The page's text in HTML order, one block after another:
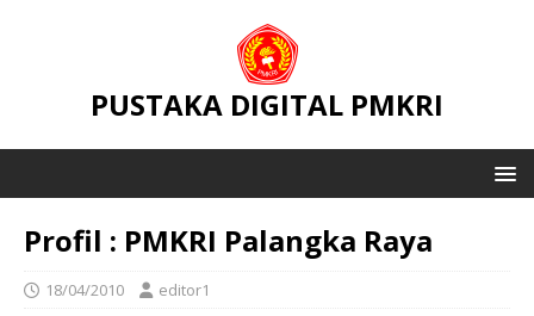
PUSTAKA DIGITAL PMKRI
Profil : PMKRI Palangka Raya
18/04/2010 editor1